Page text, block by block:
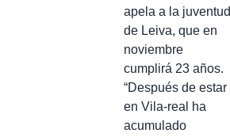
apela a la juventud
de Leiva, que en
noviembre
cumplirá 23 años.
“Después de estar
en Vila-real ha
acumulado